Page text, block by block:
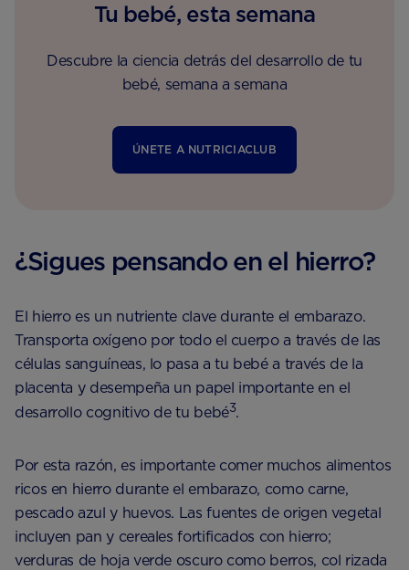
Tu bebé, esta semana
Descubre la ciencia detrás del desarrollo de tu
bebé, semana a semana
ÚNETE A NUTRICIACLUB
¿Sigues pensando en el hierro?
El hierro es un nutriente clave durante el embarazo.
Transporta oxígeno por todo el cuerpo a través de las
células sanguíneas, lo pasa a tu bebé a través de la
placenta y desempeña un papel importante en el
desarrollo cognitivo de tu bebé3.
Por esta razón, es importante comer muchos alimentos
ricos en hierro durante el embarazo, como carne,
pescado azul y huevos. Las fuentes de origen vegetal
incluyen pan y cereales fortificados con hierro;
verduras de hoja verde oscuro como berros, col rizada